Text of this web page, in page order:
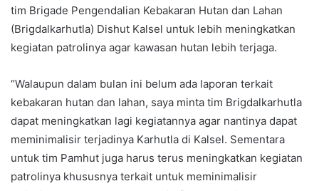
tim Brigade Pengendalian Kebakaran Hutan dan Lahan
(Brigdalkarhutla) Dishut Kalsel untuk lebih meningkatkan
kegiatan patrolinya agar kawasan hutan lebih terjaga.
“Walaupun dalam bulan ini belum ada laporan terkait
kebakaran hutan dan lahan, saya minta tim Brigdalkarhutla
dapat meningkatkan lagi kegiatannya agar nantinya dapat
meminimalisir terjadinya Karhutla di Kalsel. Sementara
untuk tim Pamhut juga harus terus meningkatkan kegiatan
patrolinya khususnya terkait untuk meminimalisir